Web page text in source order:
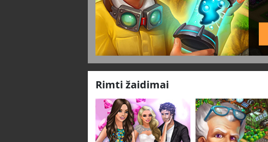
Rimti žaidimai